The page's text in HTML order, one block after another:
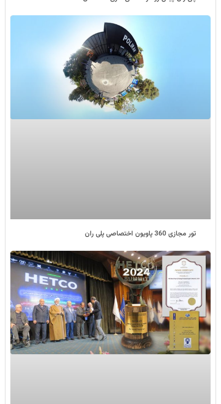
تور مجازی 360 پاویون اختصاصی پلی ران